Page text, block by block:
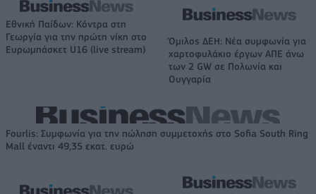
Εθνική Παίδων: Κόντρα στη
Γεωργία για την πρώτη νίκη στο
Ευρωμπάσκετ U16 (live stream)
Όμιλος ΔΕΗ: Νέα συμφωνία για
χαρτοφυλάκιο έργων ΑΠΕ άνω
των 2 GW σε Πολωνία και
Ουγγαρία
Fourlis: Συμφωνία για την πώληση συμμετοχής στο Sofia South Ring
Mall έναντι 49,35 εκατ. ευρώ